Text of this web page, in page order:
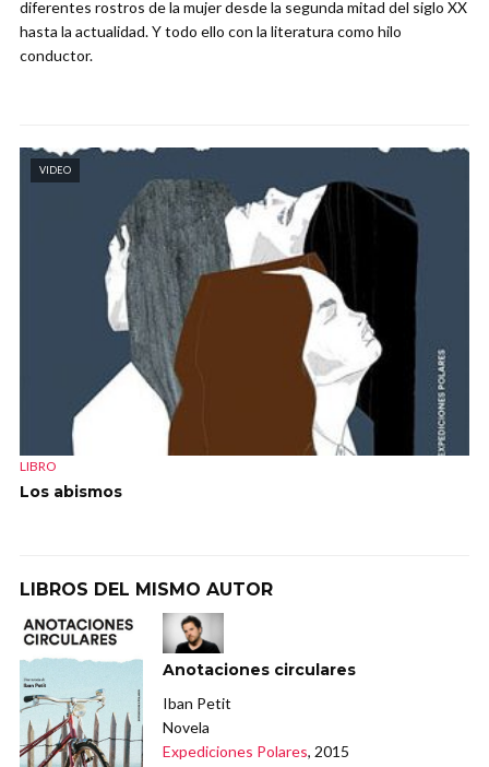
diferentes rostros de la mujer desde la segunda mitad del siglo XX
hasta la actualidad. Y todo ello con la literatura como hilo
conductor.
VIDEO
LIBRO
Los abismos
LIBROS DEL MISMO AUTOR
Anotaciones circulares
Iban Petit
Novela
Expediciones Polares, 2015